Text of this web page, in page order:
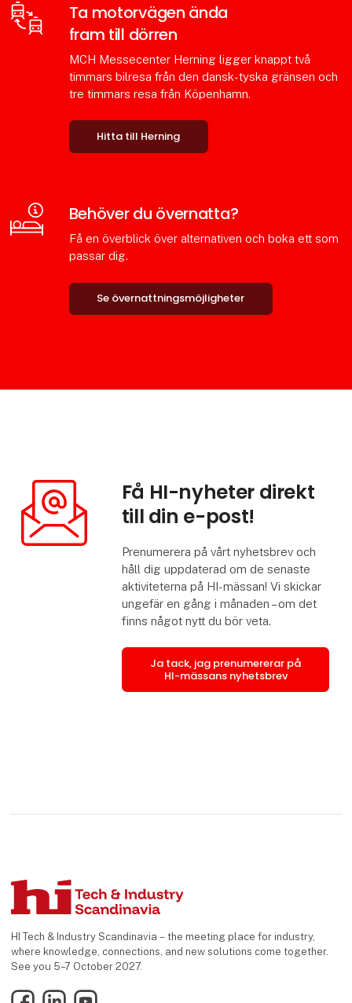
Ta motorvägen ända
fram till dörren
MCH Messecenter Herning ligger knappt två
timmars bilresa från den dansk-tyska gränsen och
tre timmars resa från Köpenhamn.
Hitta till Herning
Behöver du övernatta?
Få en överblick över alternativen och boka ett som
passar dig.
Se övernattningsmöjligheter
Få HI-nyheter direkt
till din e-post!
Prenumerera på vårt nyhetsbrev och
håll dig uppdaterad om de senaste
aktiviteterna på HI-mässan! Vi skickar
ungefär en gång i månaden – om det
finns något nytt du bör veta.
Ja tack, jag prenumererar på
HI-mässans nyhetsbrev
HI Tech & Industry Scandinavia – the meeting place for industry,
where knowledge, connections, and new solutions come together.
See you 5–7 October 2027.
FacebookLinkedInYouTube